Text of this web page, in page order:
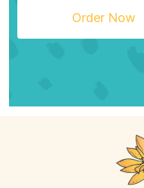
Order Now